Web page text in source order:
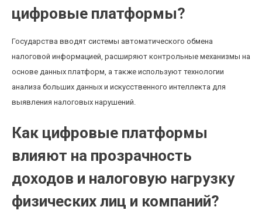
цифровые платформы?
Государства вводят системы автоматического обмена
налоговой информацией, расширяют контрольные механизмы на
основе данных платформ, а также используют технологии
анализа больших данных и искусственного интеллекта для
выявления налоговых нарушений.
Как цифровые платформы
влияют на прозрачность
доходов и налоговую нагрузку
физических лиц и компаний?